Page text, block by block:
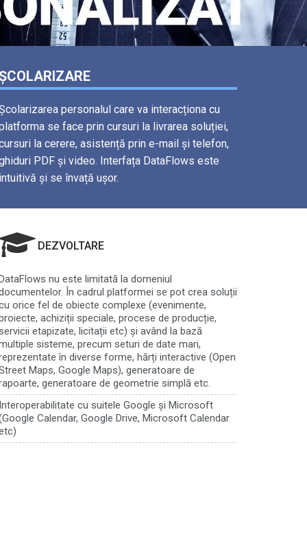
personalul care va interacționa cu
se face prin cursuri la livrarea soluției,
la cerere, asistență prin e-mail și telefon,
PDF și video. Interfața DataFlows este
și se învață ușor.
DEZVOLTARE
nu este limitată la domeniul
În cadrul platformei se pot crea soluții
orice fel de obiecte complexe (evenimente,
achiziții speciale, procese de producție,
etapizate, licitații etc) și având la bază
sisteme, precum seturi de date mari,
în diverse forme, hărți interactive (Open
Maps, Google Maps), generatoare de
generatoare de geometrie simplă etc.
cu suitele Google și Microsoft
Calendar, Google Drive, Microsoft Calendar